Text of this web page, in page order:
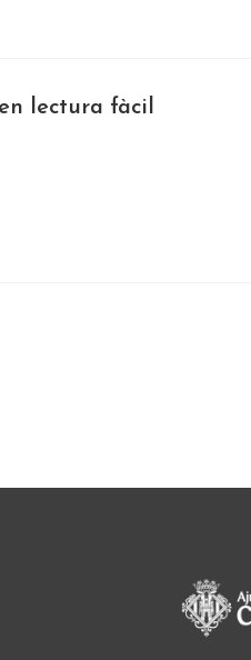
lectura fàcil